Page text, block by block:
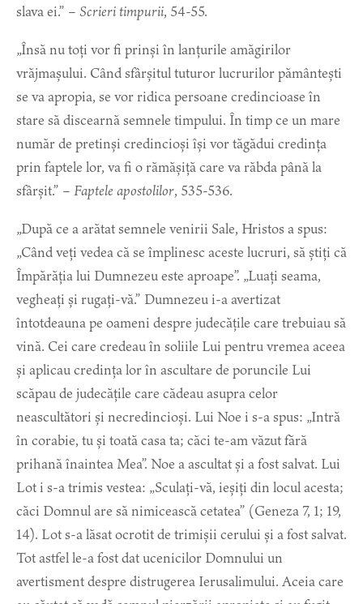
slava ei.” – Scrieri timpurii, 54-55.
„Însă nu toți vor fi prinși în lanțurile amăgirilor
vrăjmașului. Când sfârșitul tuturor lucrurilor pământești
se va apropia, se vor ridica persoane credincioase în
stare să discearnă semnele timpului. În timp ce un mare
număr de pretinși credincioși își vor tăgădui credința
prin faptele lor, va fi o rămășiță care va răbda până la
sfârșit.” – Faptele apostolilor, 535-536.
„După ce a arătat semnele venirii Sale, Hristos a spus:
„Când veți vedea că se împlinesc aceste lucruri, să știți că
Împărăția lui Dumnezeu este aproape”. „Luați seama,
vegheați și rugați-vă.” Dumnezeu i-a avertizat
întotdeauna pe oameni despre judecățile care trebuiau să
vină. Cei care credeau în soliile Lui pentru vremea aceea
și aplicau credința lor în ascultare de poruncile Lui
scăpau de judecățile care cădeau asupra celor
neascultători și necredincioși. Lui Noe i s-a spus: „Intră
în corabie, tu și toată casa ta; căci te-am văzut fără
prihană înaintea Mea”. Noe a ascultat și a fost salvat. Lui
Lot i s-a trimis vestea: „Sculați-vă, ieșiți din locul acesta;
căci Domnul are să nimicească cetatea” (Geneza 7, 1; 19,
14). Lot s-a lăsat ocrotit de trimișii cerului și a fost salvat.
Tot astfel le-a fost dat ucenicilor Domnului un
avertisment despre distrugerea Ierusalimului. Aceia care